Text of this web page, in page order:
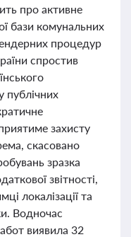
про активне
бази комунальних
процедур
спростив
публічних
захисту
скасовано
зразка
звітності,
локалізації та
Водночас
виявила 32